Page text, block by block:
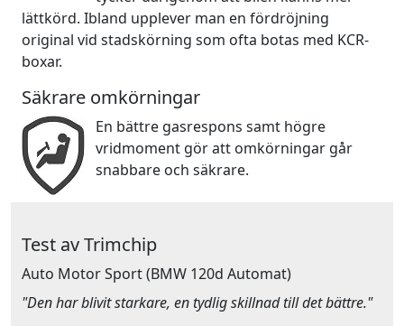
lättkörd. Ibland upplever man en fördröjning
original vid stadskörning som ofta botas med KCR-
boxar.
Säkrare omkörningar
En bättre gasrespons samt högre
vridmoment gör att omkörningar går
snabbare och säkrare.
Test av Trimchip
Auto Motor Sport(BMW 120d Automat)
"Den har blivit starkare, en tydlig skillnad till det bättre."